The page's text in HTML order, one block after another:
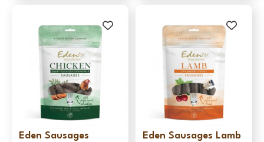
Goose
Rabbit
aantal
Salmon
Pheasant
Eden Sausages
Eden Sausages Lamb